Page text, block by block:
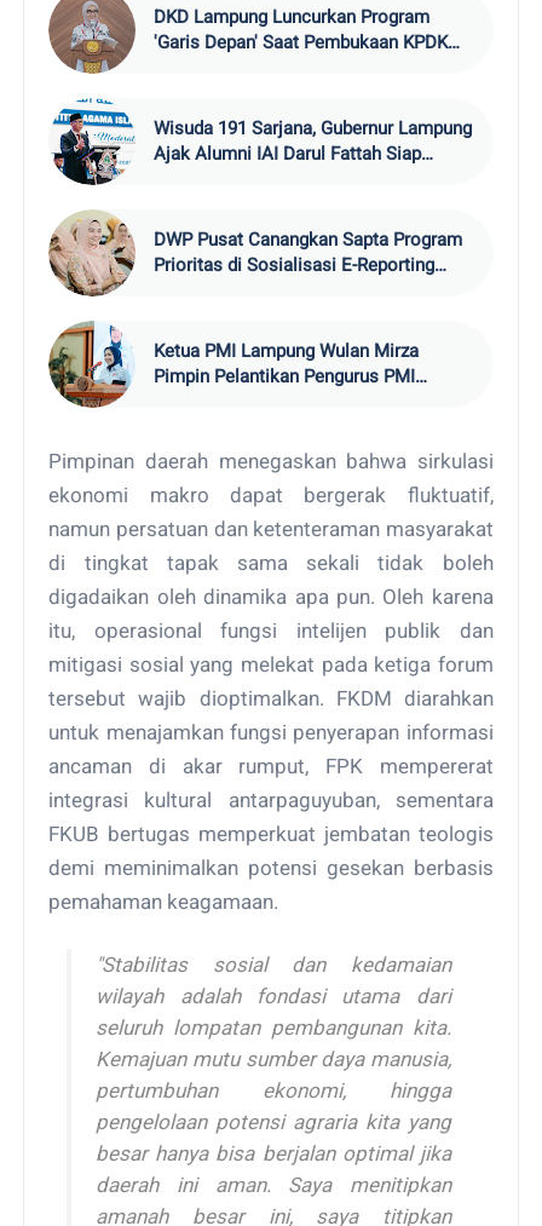
DKD Lampung Luncurkan Program
'Garis Depan' Saat Pembukaan KPDK
Wisuda 191 Sarjana, Gubernur Lampung
Ajak Alumni IAI Darul Fattah Siap
DWP Pusat Canangkan Sapta Program
Prioritas di Sosialisasi E-Reporting
Ketua PMI Lampung Wulan Mirza
Pimpin Pelantikan Pengurus PMI
Pimpinan daerah menegaskan bahwa sirkulasi
ekonomi makro dapat bergerak fluktuatif,
namun persatuan dan ketenteraman masyarakat
di tingkat tapak sama sekali tidak boleh
digadaikan oleh dinamika apa pun. Oleh karena
itu, operasional fungsi intelijen publik dan
mitigasi sosial yang melekat pada ketiga forum
tersebut wajib dioptimalkan. FKDM diarahkan
untuk menajamkan fungsi penyerapan informasi
ancaman di akar rumput, FPK mempererat
integrasi kultural antarpaguyuban, sementara
FKUB bertugas memperkuat jembatan teologis
demi meminimalkan potensi gesekan berbasis
pemahaman keagamaan.
"Stabilitas sosial dan kedamaian
wilayah adalah fondasi utama dari
seluruh lompatan pembangunan kita.
Kemajuan mutu sumber daya manusia,
pertumbuhan ekonomi, hingga
pengelolaan potensi agraria kita yang
besar hanya bisa berjalan optimal jika
daerah ini aman. Saya menitipkan
amanah besar ini, saya titipkan